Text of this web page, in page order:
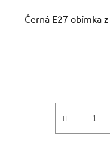
Černá E27 obímka